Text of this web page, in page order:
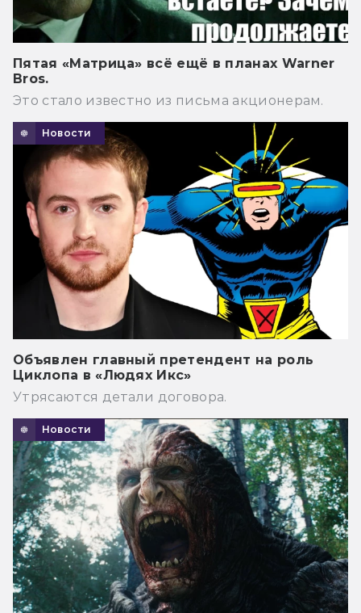
Пятая «Матрица» всё ещё в планах Warner
Bros.
Это стало известно из письма акционерам.
Новости
Объявлен главный претендент на роль
Циклопа в «Людях Икс»
Утрясаются детали договора.
Новости